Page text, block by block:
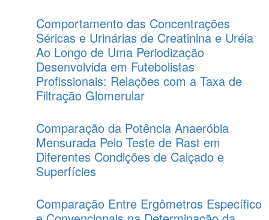
Comportamento das Concentrações
Séricas e Urinárias de Creatinina e Uréia
Ao Longo de Uma Periodização
Desenvolvida em Futebolistas
Profissionais: Relações com a Taxa de
Filtração Glomerular
Comparação da Potência Anaeróbia
Mensurada Pelo Teste de Rast em
Diferentes Condições de Calçado e
Superfícies
Comparação Entre Ergômetros Específico